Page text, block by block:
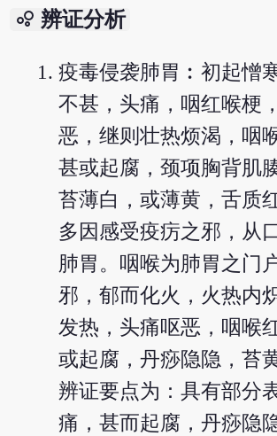
bubble_chart 辨证分析
疫毒侵袭肺胃︰初起憎
不甚，头痛，咽红喉梗
恶，继则壮热烦渴，咽
甚或起腐，颈项胸背肌
苔薄白，或薄黄，舌质
多因感受疫疠之邪，从
肺胃。咽喉为肺胃之门
邪，郁而化火，火热内
发热，头痛呕恶，咽喉
或起腐，丹痧隐隐，苔
辨证要点为：具有部分
痛，甚而起腐，丹痧隐